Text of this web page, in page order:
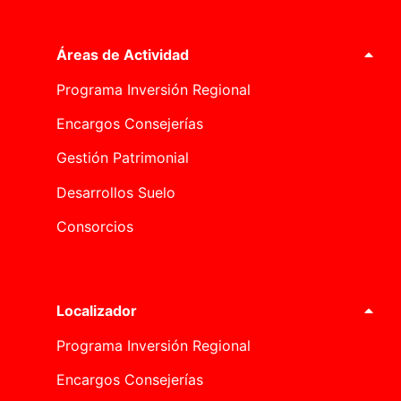
Áreas de Actividad
Programa Inversión Regional
Encargos Consejerías
Gestión Patrimonial
Desarrollos Suelo
Consorcios
Localizador
Programa Inversión Regional
Encargos Consejerías